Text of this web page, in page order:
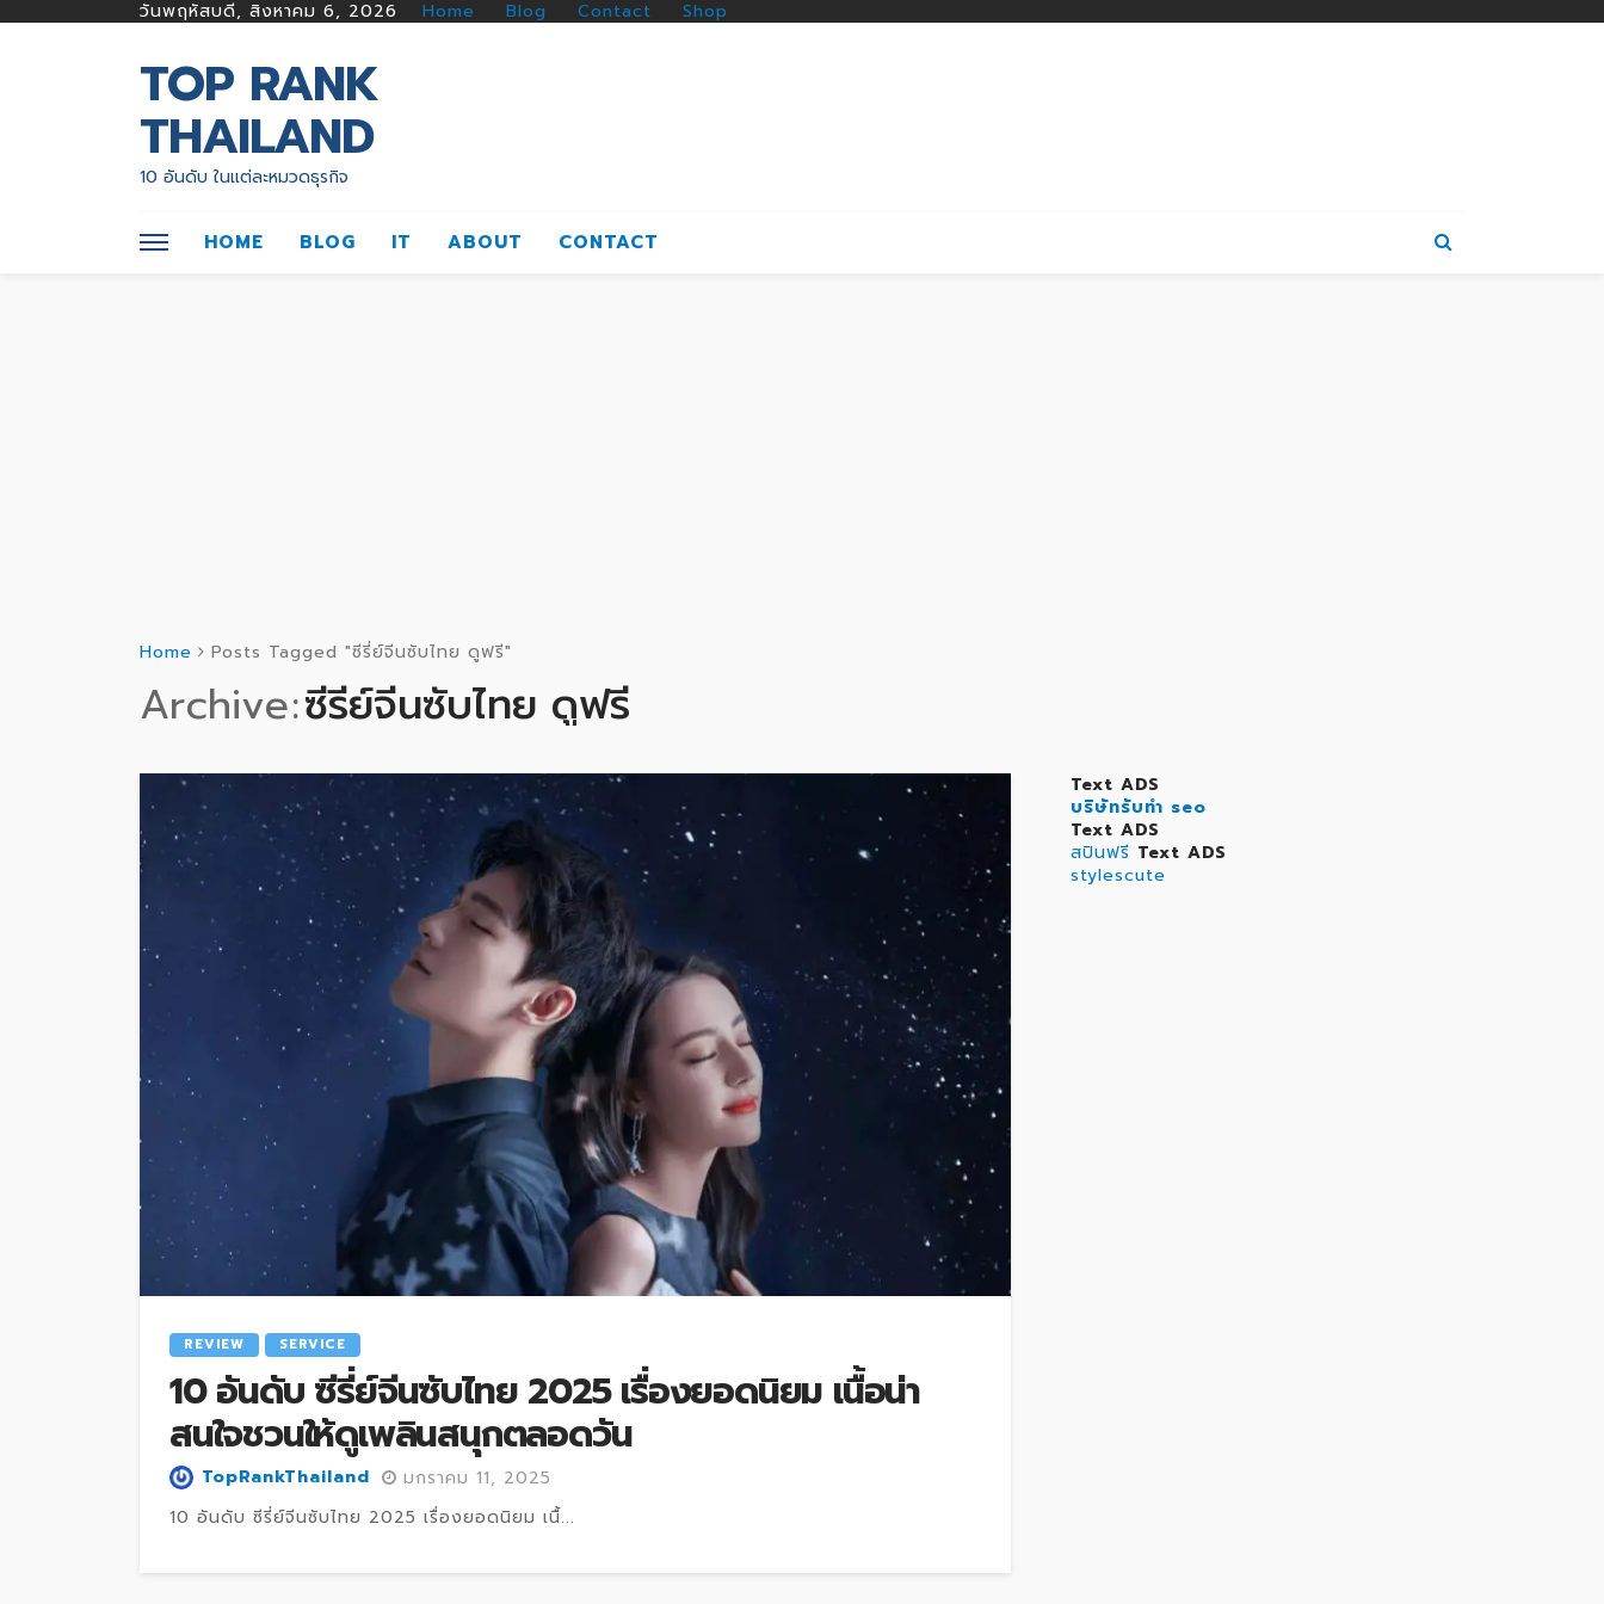
วันพฤหัสบดี, สิงหาคม 6, 2026 Home Blog Contact Shop
TOP RANK
THAILAND
10 อันดับ ในแต่ละหมวดธุรกิจ
HOME BLOG IT ABOUT CONTACT
Home Posts Tagged "ซีรี่ย์จีนซับไทย ดูฟรี"
Archive ซีรี่ย์จีนซับไทย ดูฟรี
REVIEW SERVICE
10 อันดับ ซีรี่ย์จีนซับไทย 2025 เรื่องยอดนิยม เนื้อน่า
สนใจชวนให้ดูเพลินสนุกตลอดวัน
TopRankThailand
มกราคม 11, 2025
10 อันดับ ซีรี่ย์จีนซับไทย 2025 เรื่องยอดนิยม เนื้...
Text ADS
บริษัทรับทำ seo
Text ADS
สปินฟรี Text ADS
stylescute